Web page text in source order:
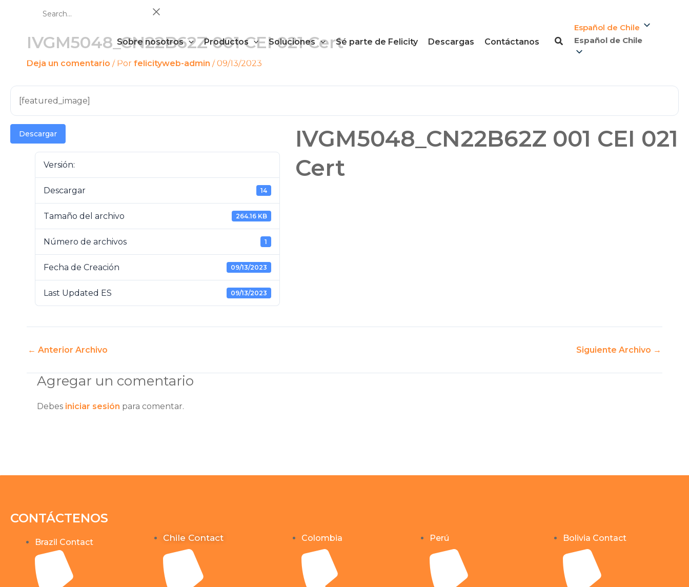
Search...
Sobre nosotros Productos Soluciones Sé parte de Felicity Descargas Contáctanos
Español de Chile
Español de Chile
IVGM5048_CN22B62Z 001 CEI 021 Cert
Deja un comentario / Por felicityweb-admin /09/13/2023
[featured_image]
Descargar
Versión:
Descargar 14
Tamaño del archivo 264.16 KB
Número de archivos 1
Fecha de Creación 09/13/2023
Last Updated ES 09/13/2023
IVGM5048_CN22B62Z 001 CEI 021
Cert
← Anterior Archivo Siguiente Archivo →
Agregar un comentario
Debes iniciar sesión para comentar.
CONTÁCTENOS
Brazil Contact Chile Contact Colombia Perú Bolivia Contact